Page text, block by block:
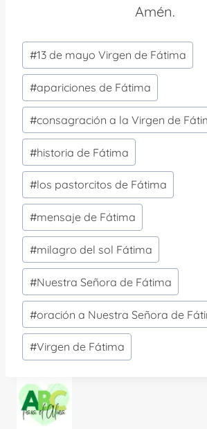
Amén.
Etiquetas
de
la
entrada:
#13 de mayo Virgen de Fátima
#apariciones de Fátima
#consagración a la Virgen de
#historia de Fátima
#los pastorcitos de Fátima
#mensaje de Fátima
#milagro del sol Fátima
#Nuestra Señora de Fátima
#oración a Nuestra Señora de
#Virgen de Fátima